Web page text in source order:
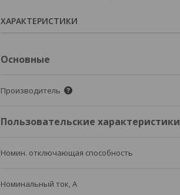
ХАРАКТЕРИСТИКИ
Основные
Производитель
Пользовательские характеристики
Номин. отключающая способность
Номинальный ток, А